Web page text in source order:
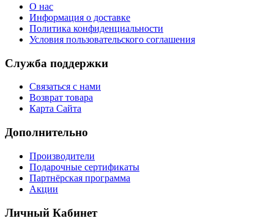
О нас
Информация о доставке
Политика конфиденциальности
Условия пользовательского соглашения
Служба поддержки
Связаться с нами
Возврат товара
Карта Сайта
Дополнительно
Производители
Подарочные сертификаты
Партнёрская программа
Акции
Личный Кабинет